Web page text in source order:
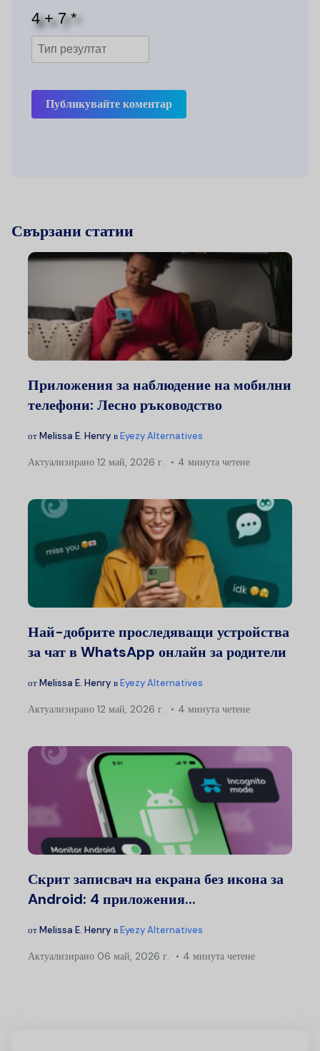
Публикувайте коментар
Свързани статии
Приложения за наблюдение на мобилни
телефони: Лесно ръководство
отMelissa E. Henry вEyezy Alternatives
Актуализирано 12 май, 2026 г. 4 минута четене
Най-добрите проследяващи устройства
за чат в WhatsApp онлайн за родители
отMelissa E. Henry вEyezy Alternatives
Актуализирано 12 май, 2026 г. 4 минута четене
Скрит записвач на екрана без икона за
Android: 4 приложения...
отMelissa E. Henry вEyezy Alternatives
Актуализирано 06 май, 2026 г. 4 минута четене